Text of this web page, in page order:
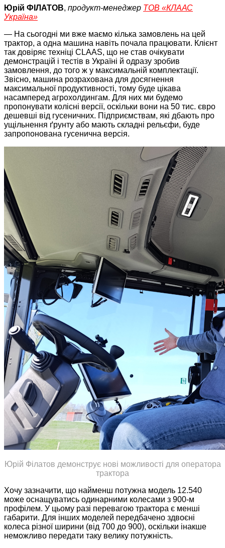
Юрій ФІЛАТОВ, продукт-менеджер ТОВ «КЛААС
Україна»
— На сьогодні ми вже маємо кілька замовлень на цей
трактор, а одна машина навіть почала працювати. Клієнт
так довіряє техніці СLAAS, що не став очікувати
демонстрацій і тестів в Україні й одразу зробив
замовлення, до того ж у максимальній комплектації.
Звісно, машина розрахована для досягнення
максимальної продуктивності, тому буде цікава
насамперед агрохолдингам. Для них ми будемо
пропонувати колісні версії, оскільки вони на 50 тис. євро
дешевші від гусеничних. Підприємствам, які дбають про
ущільнення ґрунту або мають складні рельєфи, буде
запропонована гусенична версія.
Юрій Філатов демонструє нові можливості для оператора
трактора
Хочу зазначити, що найменш потужна модель 12.540
може оснащуватись одинарними колесами з 900-м
профілем. У цьому разі перевагою трактора є менші
габарити. Для інших моделей передбачено здвоєні
колеса різної ширини (від 700 до 900), оскільки інакше
неможливо передати таку велику потужність.